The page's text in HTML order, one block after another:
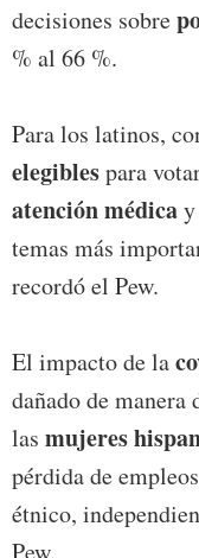
decisiones sobre
% al 66 %.
Para los latinos,
elegiblespara
atención médica
temas más
recordó el Pew.
El impacto de la
dañado de manera
las mujeres
pérdida de
étnico,